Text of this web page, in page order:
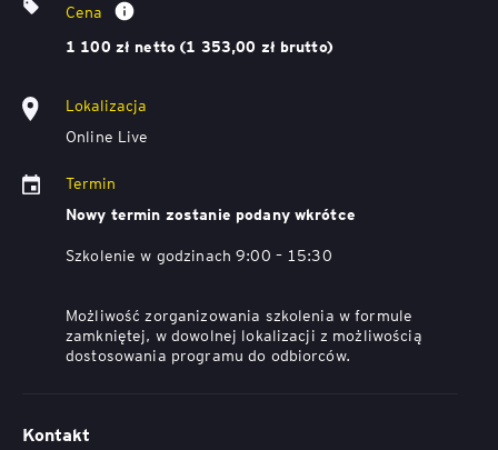
Cena
1 100 zł netto (1 353,00 zł brutto)
Lokalizacja
Online Live
Termin
Nowy termin zostanie podany wkrótce
Szkolenie w godzinach 9:00 – 15:30
Możliwość zorganizowania szkolenia w formule
zamkniętej, w dowolnej lokalizacji z możliwością
dostosowania programu do odbiorców.
Kontakt